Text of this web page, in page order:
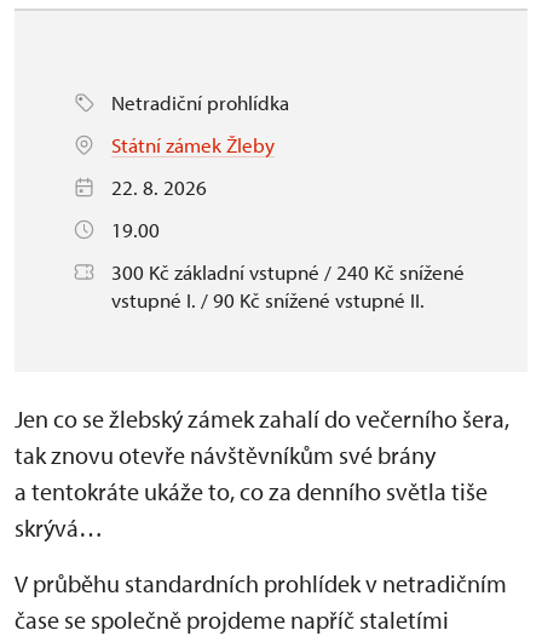
Netradiční prohlídka
Státní zámek Žleby
22. 8. 2026
19.00
300 Kč základní vstupné / 240 Kč snížené
vstupné I. / 90 Kč snížené vstupné II.
Jen co se žlebský zámek zahalí do večerního šera,
tak znovu otevře návštěvníkům své brány
a tentokráte ukáže to, co za denního světla tiše
skrývá…
V průběhu standardních prohlídek v netradičním
čase se společně projdeme napříč staletími